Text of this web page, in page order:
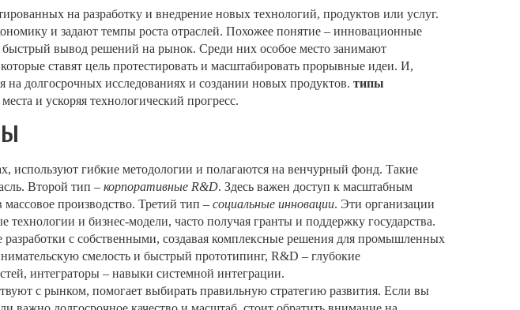
на разработку и внедрение новых технологий, продуктов или услуг.
и задают темпы роста отраслей. Похожее понятие – инновационные
быстрый вывод решений на рынок. Среди них особое место занимают
ставят цель протестировать и масштабировать прорывные идеи. И,
долгосрочных исследованиях и создании новых продуктов. типы
и ускоряя технологический прогресс.
используют гибкие методологии и полагаются на венчурный фонд. Такие
Второй тип – корпоративные R&D. Здесь важен доступ к масштабным
производство. Третий тип – социальные инновации. Эти организации
и бизнес‑модели, часто получая гранты и поддержку государства.
с собственными, создавая комплексные решения для промышленных
смелость и быстрый прототипинг, R&D – глубокие
интеграторы – навыки системной интеграции.
с рынком, помогает выбирать правильную стратегию развития. Если вы